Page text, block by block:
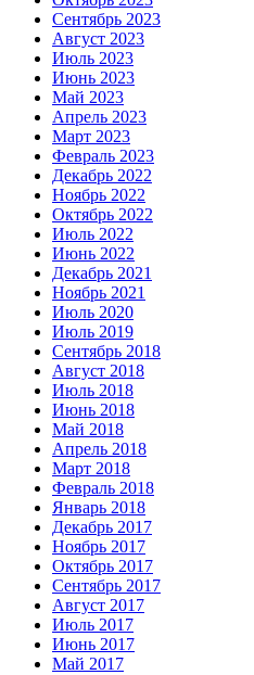
Сентябрь 2023
Август 2023
Июль 2023
Июнь 2023
Май 2023
Апрель 2023
Март 2023
Февраль 2023
Декабрь 2022
Ноябрь 2022
Октябрь 2022
Июль 2022
Июнь 2022
Декабрь 2021
Ноябрь 2021
Июль 2020
Июль 2019
Сентябрь 2018
Август 2018
Июль 2018
Июнь 2018
Май 2018
Апрель 2018
Март 2018
Февраль 2018
Январь 2018
Декабрь 2017
Ноябрь 2017
Октябрь 2017
Сентябрь 2017
Август 2017
Июль 2017
Июнь 2017
Май 2017